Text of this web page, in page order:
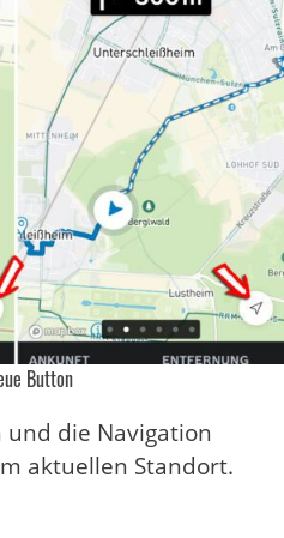
Button
die Navigation
aktuellen Standort.